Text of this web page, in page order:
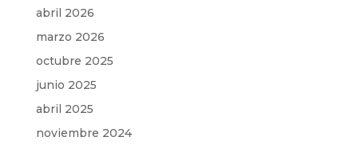
abril 2026
marzo 2026
octubre 2025
junio 2025
abril 2025
noviembre 2024